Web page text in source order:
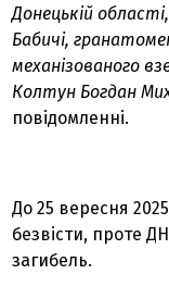
Донецькій
Бабичі,
механізованого
Колтун Богдан
повідомленні.
До 25 вересня
безвісти, проте
загибель.